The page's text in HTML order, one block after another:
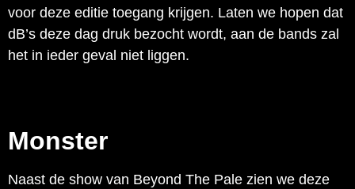
voor deze editie toegang krijgen. Laten we hopen dat
dB’s deze dag druk bezocht wordt, aan de bands zal
het in ieder geval niet liggen.
Monster
Naast de show van Beyond The Pale zien we deze